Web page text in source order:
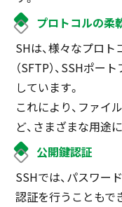
プロトコルの柔
SHは、様々なプロト
（SFTP）、SSHポー
しています。
これにより、ファイ
ど、さまざまな用途
公開鍵認証
SSHでは、パスワー
認証を行うこともで